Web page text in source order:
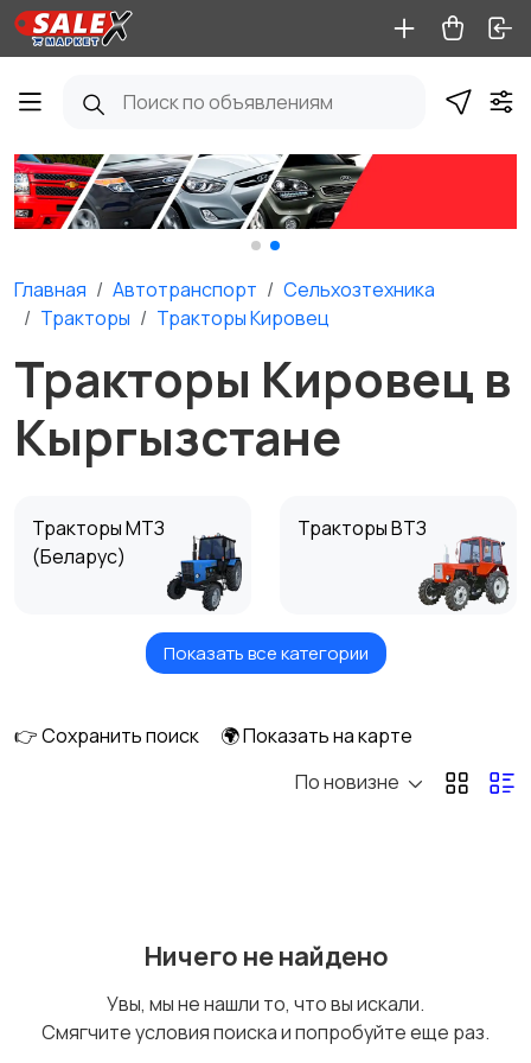
Главная Автотранспорт
Сельхозтехника
Тракторы
Тракторы Кировец
Тракторы Кировец в
Кыргызстане
Тракторы МТЗ
(Беларус)
Тракторы ВТЗ
Тракторы YTO (ЮТО) Тракторы ЮМЗ
Тракторы Zoomlion
Показать все категории
👉 Сохранить поиск
🌍 Показать на карте
По новизне
Ничего не найдено
Увы, мы не нашли то, что вы искали.
Смягчите условия поиска и попробуйте еще раз.